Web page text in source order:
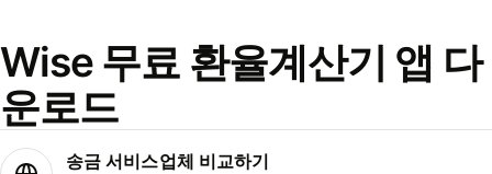
Wise 무료 환율계산기 앱 다
운로드
송금 서비스업체 비교하기